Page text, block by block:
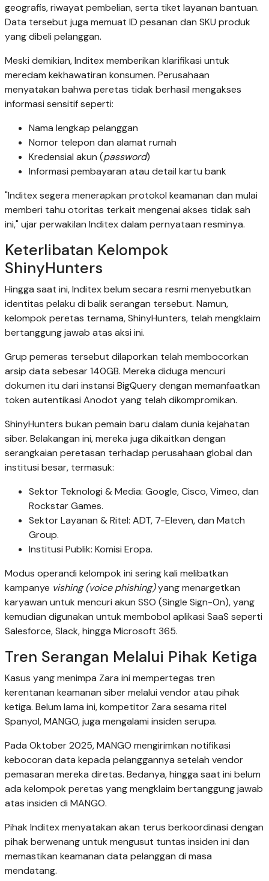
geografis, riwayat pembelian, serta tiket layanan bantuan.
Data tersebut juga memuat ID pesanan dan SKU produk
yang dibeli pelanggan.
Meski demikian, Inditex memberikan klarifikasi untuk
meredam kekhawatiran konsumen. Perusahaan
menyatakan bahwa peretas tidak berhasil mengakses
informasi sensitif seperti:
Nama lengkap pelanggan
Nomor telepon dan alamat rumah
Kredensial akun (password)
Informasi pembayaran atau detail kartu bank
"Inditex segera menerapkan protokol keamanan dan mulai
memberi tahu otoritas terkait mengenai akses tidak sah
ini," ujar perwakilan Inditex dalam pernyataan resminya.
Keterlibatan Kelompok
ShinyHunters
Hingga saat ini, Inditex belum secara resmi menyebutkan
identitas pelaku di balik serangan tersebut. Namun,
kelompok peretas ternama, ShinyHunters, telah mengklaim
bertanggung jawab atas aksi ini.
Grup pemeras tersebut dilaporkan telah membocorkan
arsip data sebesar 140GB. Mereka diduga mencuri
dokumen itu dari instansi BigQuery dengan memanfaatkan
token autentikasi Anodot yang telah dikompromikan.
ShinyHunters bukan pemain baru dalam dunia kejahatan
siber. Belakangan ini, mereka juga dikaitkan dengan
serangkaian peretasan terhadap perusahaan global dan
institusi besar, termasuk:
Sektor Teknologi & Media: Google, Cisco, Vimeo, dan
Rockstar Games.
Sektor Layanan & Ritel: ADT, 7-Eleven, dan Match
Group.
Institusi Publik: Komisi Eropa.
Modus operandi kelompok ini sering kali melibatkan
kampanye vishing (voice phishing)yang menargetkan
karyawan untuk mencuri akun SSO (Single Sign-On), yang
kemudian digunakan untuk membobol aplikasi SaaS seperti
Salesforce, Slack, hingga Microsoft 365.
Tren Serangan Melalui Pihak Ketiga
Kasus yang menimpa Zara ini mempertegas tren
kerentanan keamanan siber melalui vendor atau pihak
ketiga. Belum lama ini, kompetitor Zara sesama ritel
Spanyol, MANGO, juga mengalami insiden serupa.
Pada Oktober 2025, MANGO mengirimkan notifikasi
kebocoran data kepada pelanggannya setelah vendor
pemasaran mereka diretas. Bedanya, hingga saat ini belum
ada kelompok peretas yang mengklaim bertanggung jawab
atas insiden di MANGO.
Pihak Inditex menyatakan akan terus berkoordinasi dengan
pihak berwenang untuk mengusut tuntas insiden ini dan
memastikan keamanan data pelanggan di masa
mendatang.